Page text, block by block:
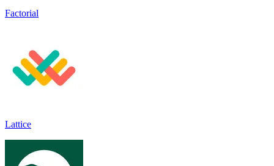
Factorial
Lattice